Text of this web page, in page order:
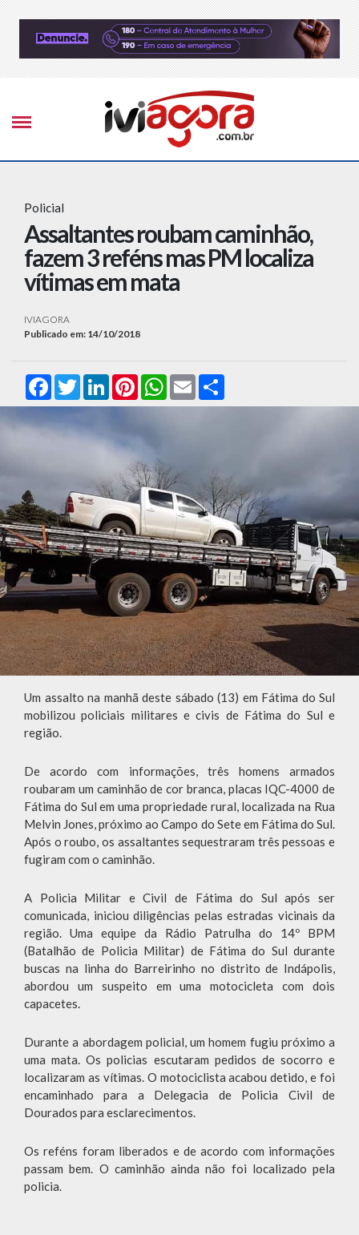
Policial
Assaltantes roubam caminhão,
fazem 3 reféns mas PM localiza
vítimas em mata
IVIAGORA
Publicado em: 14/10/2018
FacebookTwitterLinkedInPinterestWhatsApp
Email
Um assalto na manhã deste sábado (13) em Fátima do Sul
mobilizou policiais militares e civis de Fátima do Sul e
região.
De acordo com informações, três homens armados
roubaram um caminhão de cor branca, placas IQC-4000 de
Fátima do Sul em uma propriedade rural, localizada na Rua
Melvin Jones, próximo ao Campo do Sete em Fátima do Sul.
Após o roubo, os assaltantes sequestraram três pessoas e
fugiram com o caminhão.
A Policia Militar e Civil de Fátima do Sul após ser
comunicada, iniciou diligências pelas estradas vicinais da
região. Uma equipe da Rádio Patrulha do 14º BPM
(Batalhão de Policia Militar) de Fátima do Sul durante
buscas na linha do Barreirinho no distrito de Indápolis,
abordou um suspeito em uma motocicleta com dois
capacetes.
Durante a abordagem policial, um homem fugiu próximo a
uma mata. Os policias escutaram pedidos de socorro e
localizaram as vítimas. O motociclista acabou detido, e foi
encaminhado para a Delegacia de Policia Civil de
Dourados para esclarecimentos.
Os reféns foram liberados e de acordo com informações
passam bem. O caminhão ainda não foi localizado pela
policia.